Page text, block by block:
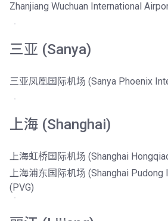
Zhanjiang Wuchuan International
三亚 (Sanya)
三亚凤凰国际机场 (Sanya Phoenix
上海 (Shanghai)
上海虹桥国际机场 (Shanghai
上海浦东国际机场 (Shanghai Pudong
(PVG)